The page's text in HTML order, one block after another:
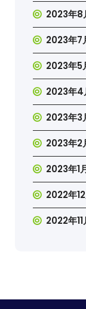
2023年8
2023年7
2023年5
2023年4
2023年3
2023年2
2023年1
2022年
2022年11